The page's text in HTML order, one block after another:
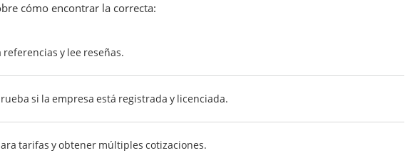
cómo encontrar la correcta:
referencias y lee reseñas.
si la empresa está registrada y licenciada.
tarifas y obtener múltiples cotizaciones.